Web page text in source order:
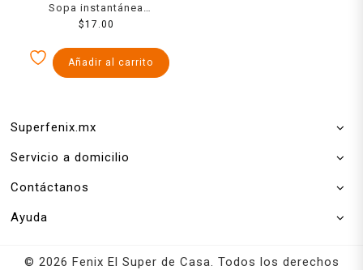
Sopa instantánea
Maruchan Instant Lunch
habanero 64 g
$17.00
Añadir al carrito
Superfenix.mx
Servicio a domicilio
Contáctanos
Ayuda
© 2026 Fenix El Super de Casa. Todos los derechos